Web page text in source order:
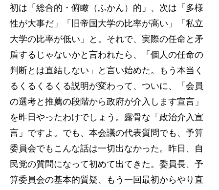
初は「総合的・俯瞰（ふかん）的」、次は「多様
性が大事だ」「旧帝国大学の比率が高い」「私立
大学の比率が低い」と。それで、実際の任命と矛
盾するじゃないかと言われたら、「個人の任命の
判断とは直結しない」と言い始めた。もう本当く
るくるくるくる説明が変わって、ついに、「会員
の選考と推薦の段階から政府が介入します宣言」
を昨日やったわけでしょう。露骨な「政治介入宣
言」ですよ。でも、本会議の代表質問でも、予算
委員会でもこんな話は一切出なかった。昨日、自
民党の質問になって初めて出てきた。委員長、予
算委員会の基本的質疑、もう一回最初からやり直